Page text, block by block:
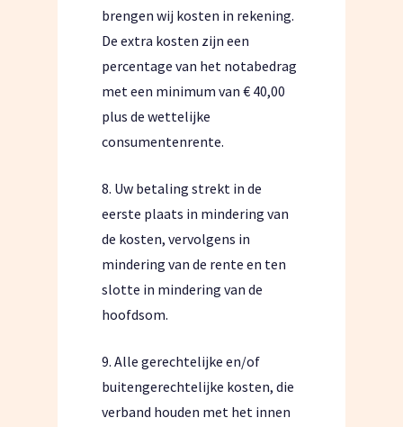
brengen wij kosten in rekening.
De extra kosten zijn een
percentage van het notabedrag
met een minimum van € 40,00
plus de wettelijke
consumentenrente.
8. Uw betaling strekt in de
eerste plaats in mindering van
de kosten, vervolgens in
mindering van de rente en ten
slotte in mindering van de
hoofdsom.
9. Alle gerechtelijke en/of
buitengerechtelijke kosten, die
verband houden met het innen